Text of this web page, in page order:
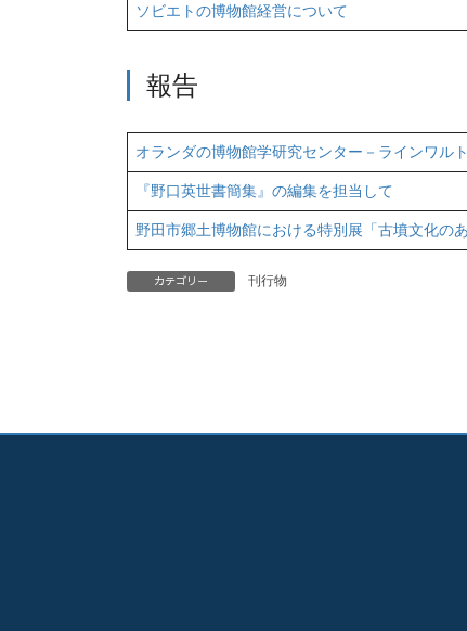
ソビエトの博物館経営について
報告
オランダの博物館学研究センター－ラインワル
『野口英世書簡集』の編集を担当して
野田市郷土博物館における特別展「古墳文化の
カテゴリー 刊行物